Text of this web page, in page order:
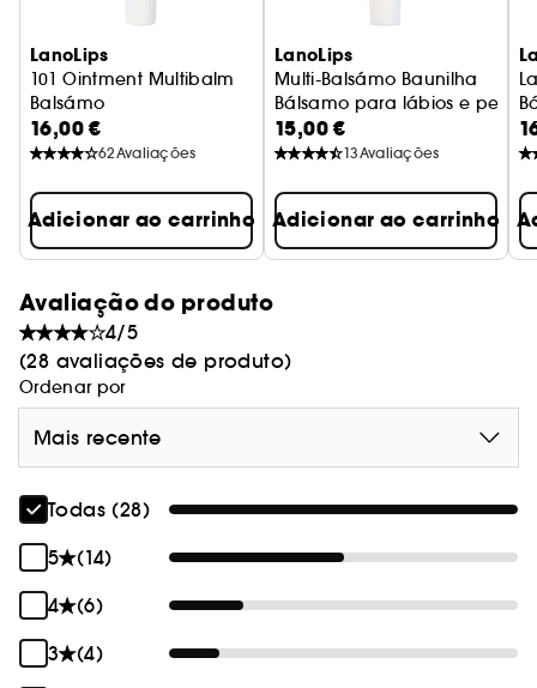
LanoLips
101 Ointment Multibalm
Balsámo
16,00 €
62Avaliações
Adicionar ao carrinho
LanoLips
Multi-Balsámo Baunilha
Bálsamo para lábios e pele
15,00 €
13Avaliações
Adicionar ao carrinho
Avaliação do produto
4/5
(28 avaliações de produto)
Ordenar por
Mais recente
Todas (28)
5
(14)
4
(6)
3
(4)